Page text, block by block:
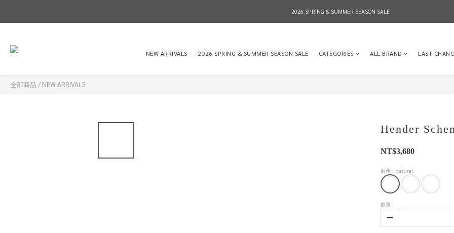
2026 SPRING & SUMMER SEASON SALE
2026 SPRING & SUMMER SEASON SALE
2026 SPRING & SUMMER SEASON SALE
NEW ARRIVALS 2026 SPRING & SUMMER SEASON SALE CATEGORIES ALL BRAND LAST
全部商品 /NEW ARRIVALS
Hender
NT$3,680
顏色 : natural
數量